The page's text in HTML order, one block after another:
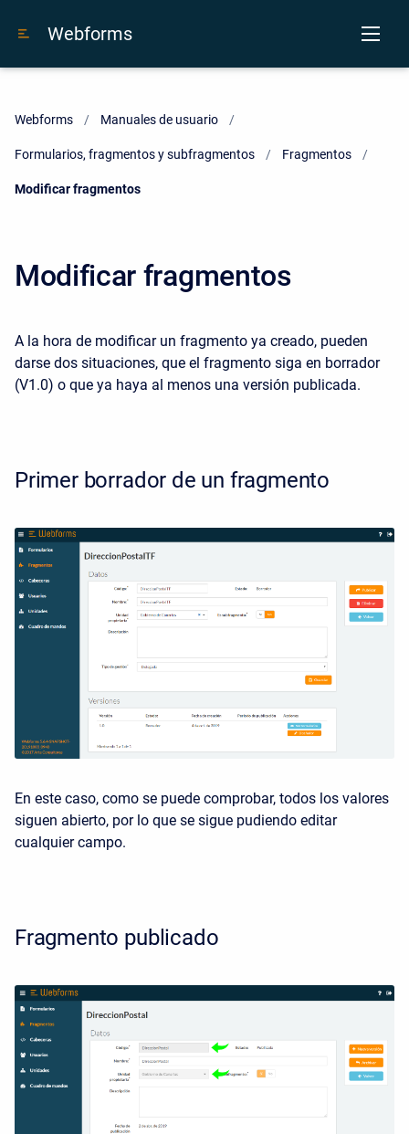
Webforms
Webforms Manuales de usuario
Formularios, fragmentos y subfragmentos Fragmentos
Current:
Modificar fragmentos
Modificar fragmentos
A la hora de modificar un fragmento ya creado, pueden
darse dos situaciones, que el fragmento siga en borrador
(V1.0) o que ya haya al menos una versión publicada.
Primer borrador de un fragmento
En este caso, como se puede comprobar, todos los valores
siguen abierto, por lo que se sigue pudiendo editar
cualquier campo.
Fragmento publicado